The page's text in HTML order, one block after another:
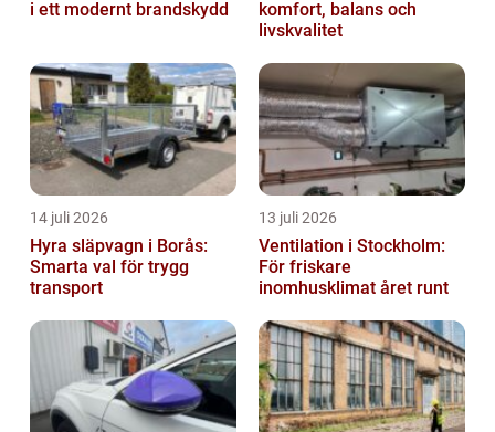
i ett modernt brandskydd
komfort, balans och
livskvalitet
14 juli 2026
Hyra släpvagn i Borås:
Smarta val för trygg
transport
13 juli 2026
Ventilation i Stockholm:
För friskare
inomhusklimat året runt